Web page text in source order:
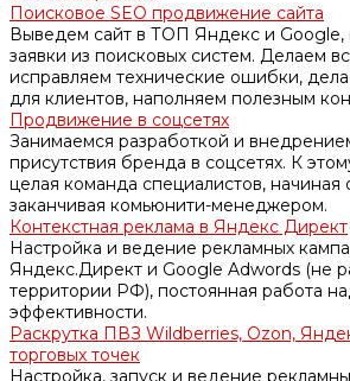
Поисковое SEO продвижение сайта
Выведем сайт в ТОП Яндекс и Google,
заявки из поисковых систем. Делаем
исправляем технические ошибки,
для клиентов, наполняем полезным
Продвижение в соцсетях
Занимаемся разработкой и
присутствия бренда в соцсетях. К
целая команда специалистов, начиная
заканчивая комьюнити-менеджером.
Контекстная реклама в Яндекс Директ
Настройка и ведение рекламных
Яндекс.Директ и Google Adwords (не
территории РФ), постоянная работа
эффективности.
Раскрутка ПВЗ Wildberries, Ozon,
торговых точек
Настройка, запуск и ведение